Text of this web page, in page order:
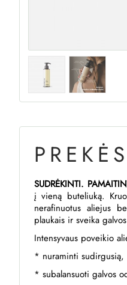
SUDRĖKINTI.
į vieną buteliuką.
nerafinuotus aliejus
plaukais ir sveika
Intensyvaus poveikio
* nuraminti sudirgusią,
* subalansuoti galvos